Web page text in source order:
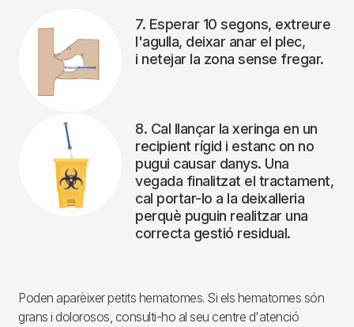
7. Esperar 10 segons, extreure
l'agulla, deixar anar el plec,
i netejar la zona sense fregar.
8. Cal llançar la xeringa en un
recipient rígid i estanc on no
pugui causar danys. Una
vegada finalitzat el tractament,
cal portar-lo a la deixalleria
perquè puguin realitzar una
correcta gestió residual.
Poden aparèixer petits hematomes. Si els hematomes són
grans i dolorosos, consulti-ho al seu centre d'atenció